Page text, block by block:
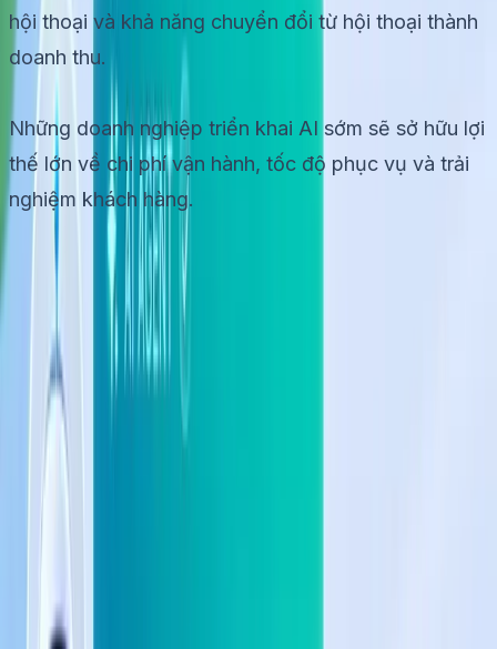
hội thoại và khả năng chuyển đổi từ hội thoại thành
doanh thu.
Những doanh nghiệp triển khai AI sớm sẽ sở hữu lợi
thế lớn về chi phí vận hành, tốc độ phục vụ và trải
nghiệm khách hàng.
Dùng thử miễn phí